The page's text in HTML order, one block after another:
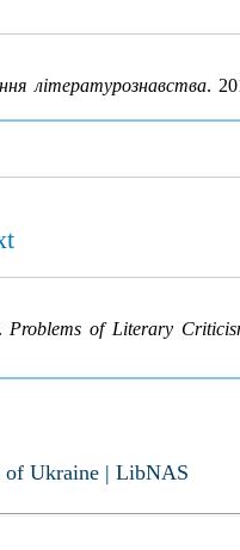
літературознавства.
Problems of Literary
of Ukraine | LibNAS